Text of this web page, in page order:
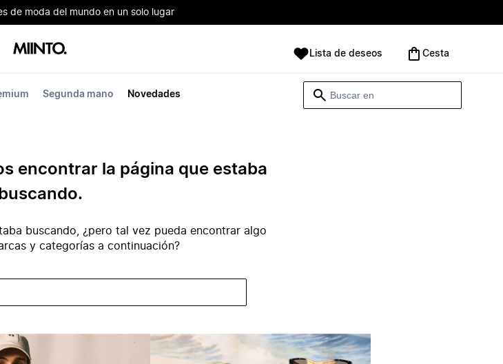
de moda del mundo en un solo lugar
Segunda mano Novedades
Lista de deseos Cesta
encontrar la página que estaba
buscando.
buscando, ¿pero tal vez pueda encontrar algo
y categorías a continuación?